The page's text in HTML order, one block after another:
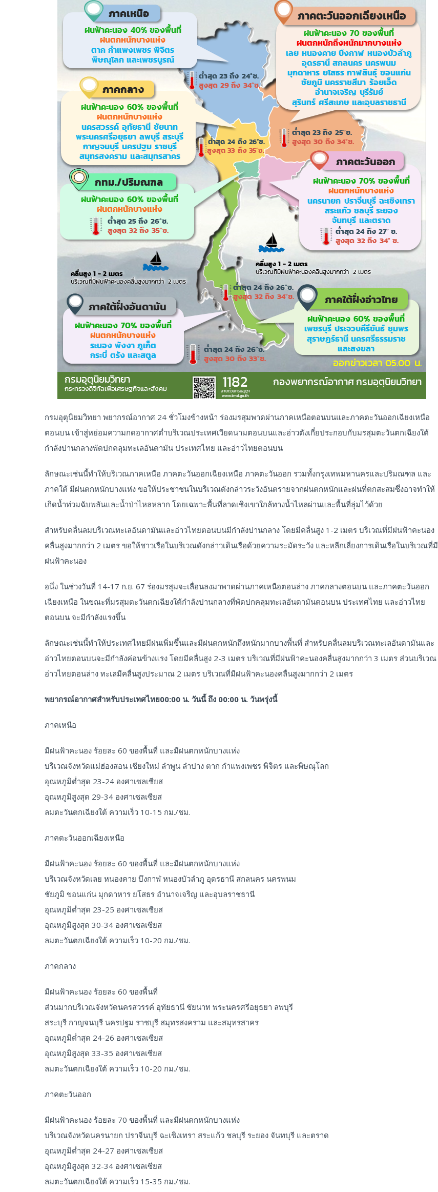
กรมอุตุนิยมวิทยา พยากรณ์อากาศ 24 ชั่วโมงข้างหน้า ร่องมรสุมพาดผ่านภาคเหนือตอนบนและภาคตะวันออกเฉียงเหนือ
ตอนบน เข้าสู่หย่อมความกดอากาศต่ำบริเวณประเทศเวียดนามตอนบนและอ่าวตังเกี๋ยประกอบกับมรสุมตะวันตกเฉียงใต้
กำลังปานกลางพัดปกคลุมทะเลอันดามัน ประเทศไทย และอ่าวไทยตอนบน
ลักษณะเช่นนี้ทำให้บริเวณภาคเหนือ ภาคตะวันออกเฉียงเหนือ ภาคตะวันออก รวมทั้งกรุงเทพมหานครและปริมณฑล และ
ภาคใต้ มีฝนตกหนักบางแห่ง ขอให้ประชาชนในบริเวณดังกล่าวระวังอันตรายจากฝนตกหนักและฝนที่ตกสะสมซึ่งอาจทำให้
เกิดน้ำท่วมฉับพลันและน้ำป่าไหลหลาก โดยเฉพาะพื้นที่ลาดเชิงเขาใกล้ทางน้ำไหลผ่านและพื้นที่ลุ่มไว้ด้วย
สำหรับคลื่นลมบริเวณทะเลอันดามันและอ่าวไทยตอนบนมีกำลังปานกลาง โดยมีคลื่นสูง 1-2 เมตร บริเวณที่มีฝนฟ้าคะนอง
คลื่นสูงมากกว่า 2 เมตร ขอให้ชาวเรือในบริเวณดังกล่าวเดินเรือด้วยความระมัดระวัง และหลีกเลี่ยงการเดินเรือในบริเวณที่มี
ฝนฟ้าคะนอง
อนึ่ง ในช่วงวันที่ 14-17 ก.ย. 67 ร่องมรสุมจะเลื่อนลงมาพาดผ่านภาคเหนือตอนล่าง ภาคกลางตอนบน และภาคตะวันออก
เฉียงเหนือ ในขณะที่มรสุมตะวันตกเฉียงใต้กำลังปานกลางที่พัดปกคลุมทะเลอันดามันตอนบน ประเทศไทย และอ่าวไทย
ตอนบน จะมีกำลังแรงขึ้น
ลักษณะเช่นนี้ทำให้ประเทศไทยมีฝนเพิ่มขึ้นและมีฝนตกหนักถึงหนักมากบางพื้นที่ สำหรับคลื่นลมบริเวณทะเลอันดามันและ
อ่าวไทยตอนบนจะมีกำลังค่อนข้างแรง โดยมีคลื่นสูง 2-3 เมตร บริเวณที่มีฝนฟ้าคะนองคลื่นสูงมากกว่า 3 เมตร ส่วนบริเวณ
อ่าวไทยตอนล่าง ทะเลมีคลื่นสูงประมาณ 2 เมตร บริเวณที่มีฝนฟ้าคะนองคลื่นสูงมากกว่า 2 เมตร
พยากรณ์อากาศสำหรับประเทศไทย00:00 น. วันนี้ ถึง 00:00 น. วันพรุ่งนี้
ภาคเหนือ
มีฝนฟ้าคะนอง ร้อยละ 60 ของพื้นที่ และมีฝนตกหนักบางแห่ง
บริเวณจังหวัดแม่ฮ่องสอน เชียงใหม่ ลำพูน ลำปาง ตาก กำแพงเพชร พิจิตร และพิษณุโลก
อุณหภูมิต่ำสุด 23-24 องศาเซลเซียส
อุณหภูมิสูงสุด 29-34 องศาเซลเซียส
ลมตะวันตกเฉียงใต้ ความเร็ว 10-15 กม./ชม.
ภาคตะวันออกเฉียงเหนือ
มีฝนฟ้าคะนอง ร้อยละ 60 ของพื้นที่ และมีฝนตกหนักบางแห่ง
บริเวณจังหวัดเลย หนองคาย บึงกาฬ หนองบัวลำภู อุดรธานี สกลนคร นครพนม
ชัยภูมิ ขอนแก่น มุกดาหาร ยโสธร อำนาจเจริญ และอุบลราชธานี
อุณหภูมิต่ำสุด 23-25 องศาเซลเซียส
อุณหภูมิสูงสุด 30-34 องศาเซลเซียส
ลมตะวันตกเฉียงใต้ ความเร็ว 10-20 กม./ชม.
ภาคกลาง
มีฝนฟ้าคะนอง ร้อยละ 60 ของพื้นที่
ส่วนมากบริเวณจังหวัดนครสวรรค์ อุทัยธานี ชัยนาท พระนครศรีอยุธยา ลพบุรี
สระบุรี กาญจนบุรี นครปฐม ราชบุรี สมุทรสงคราม และสมุทรสาคร
อุณหภูมิต่ำสุด 24-26 องศาเซลเซียส
อุณหภูมิสูงสุด 33-35 องศาเซลเซียส
ลมตะวันตกเฉียงใต้ ความเร็ว 10-20 กม./ชม.
ภาคตะวันออก
มีฝนฟ้าคะนอง ร้อยละ 70 ของพื้นที่ และมีฝนตกหนักบางแห่ง
บริเวณจังหวัดนครนายก ปราจีนบุรี ฉะเชิงเทรา สระแก้ว ชลบุรี ระยอง จันทบุรี และตราด
อุณหภูมิต่ำสุด 24-27 องศาเซลเซียส
อุณหภูมิสูงสุด 32-34 องศาเซลเซียส
ลมตะวันตกเฉียงใต้ ความเร็ว 15-35 กม./ชม.